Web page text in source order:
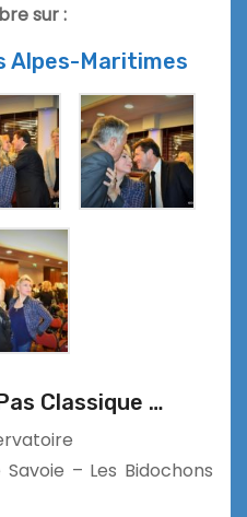
sur :
Alpes-Maritimes
Classique …
– Les Bidochons